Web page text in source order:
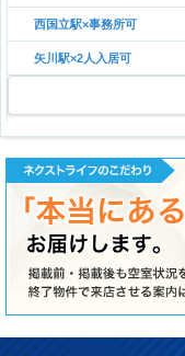
西国立駅×事務所可
矢川駅×2人入居可